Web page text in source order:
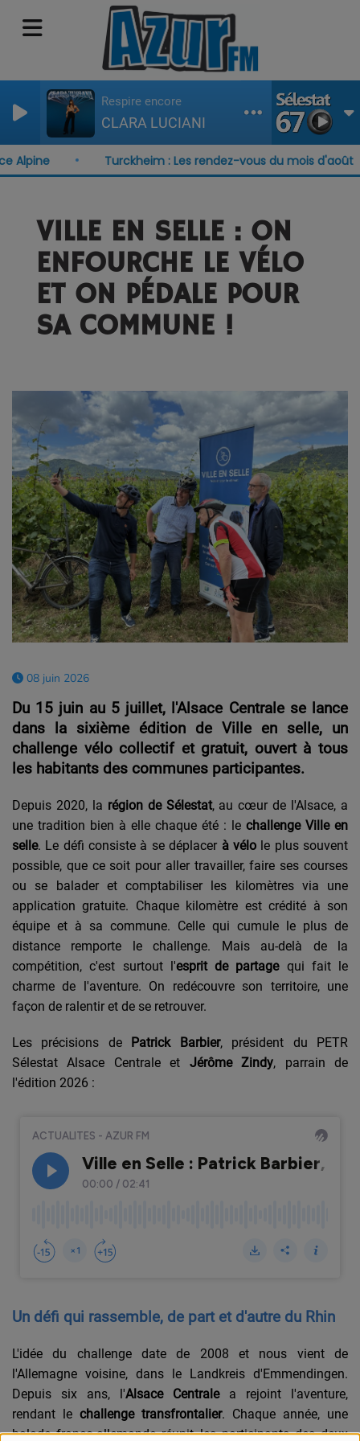
Respire encore
CLARA LUCIANI
Turckheim : Les rendez-vous du mois d'août
VILLE EN SELLE : ON
ENFOURCHE LE VÉLO
ET ON PÉDALE POUR
SA COMMUNE !
08 juin 2026
Du 15 juin au 5 juillet, l'Alsace Centrale se lance
dans la sixième édition de Ville en selle, un
challenge vélo collectif et gratuit, ouvert à tous
les habitants des communes participantes.
Depuis 2020, la région de Sélestat, au cœur de l'Alsace, a
une tradition bien à elle chaque été : le challenge Ville en
selle. Le défi consiste à se déplacer à vélole plus souvent
possible, que ce soit pour aller travailler, faire ses courses
ou se balader et comptabiliser les kilomètres via une
application gratuite. Chaque kilomètre est crédité à son
équipe et à sa commune. Celle qui cumule le plus de
distance remporte le challenge.
Mais au-delà de la
compétition, c'est surtout l'esprit de partagequi fait le
charme de l'aventure. On redécouvre son territoire, une
façon de ralentir et de se retrouver.
Les précisions de Patrick Barbier, président du PETR
Sélestat Alsace Centrale et Jérôme Zindy, parrain de
l'édition 2026 :
Un défi qui rassemble, de part et d'autre du Rhin
L'idée du challenge date de 2008 et nous vient de
l'Allemagne voisine, dans le Landkreis d'Emmendingen.
Depuis six ans, l'Alsace Centralea rejoint l'aventure,
rendant le challenge transfrontalier. Chaque année, une
balade franco-allemande réunit les participants des deux